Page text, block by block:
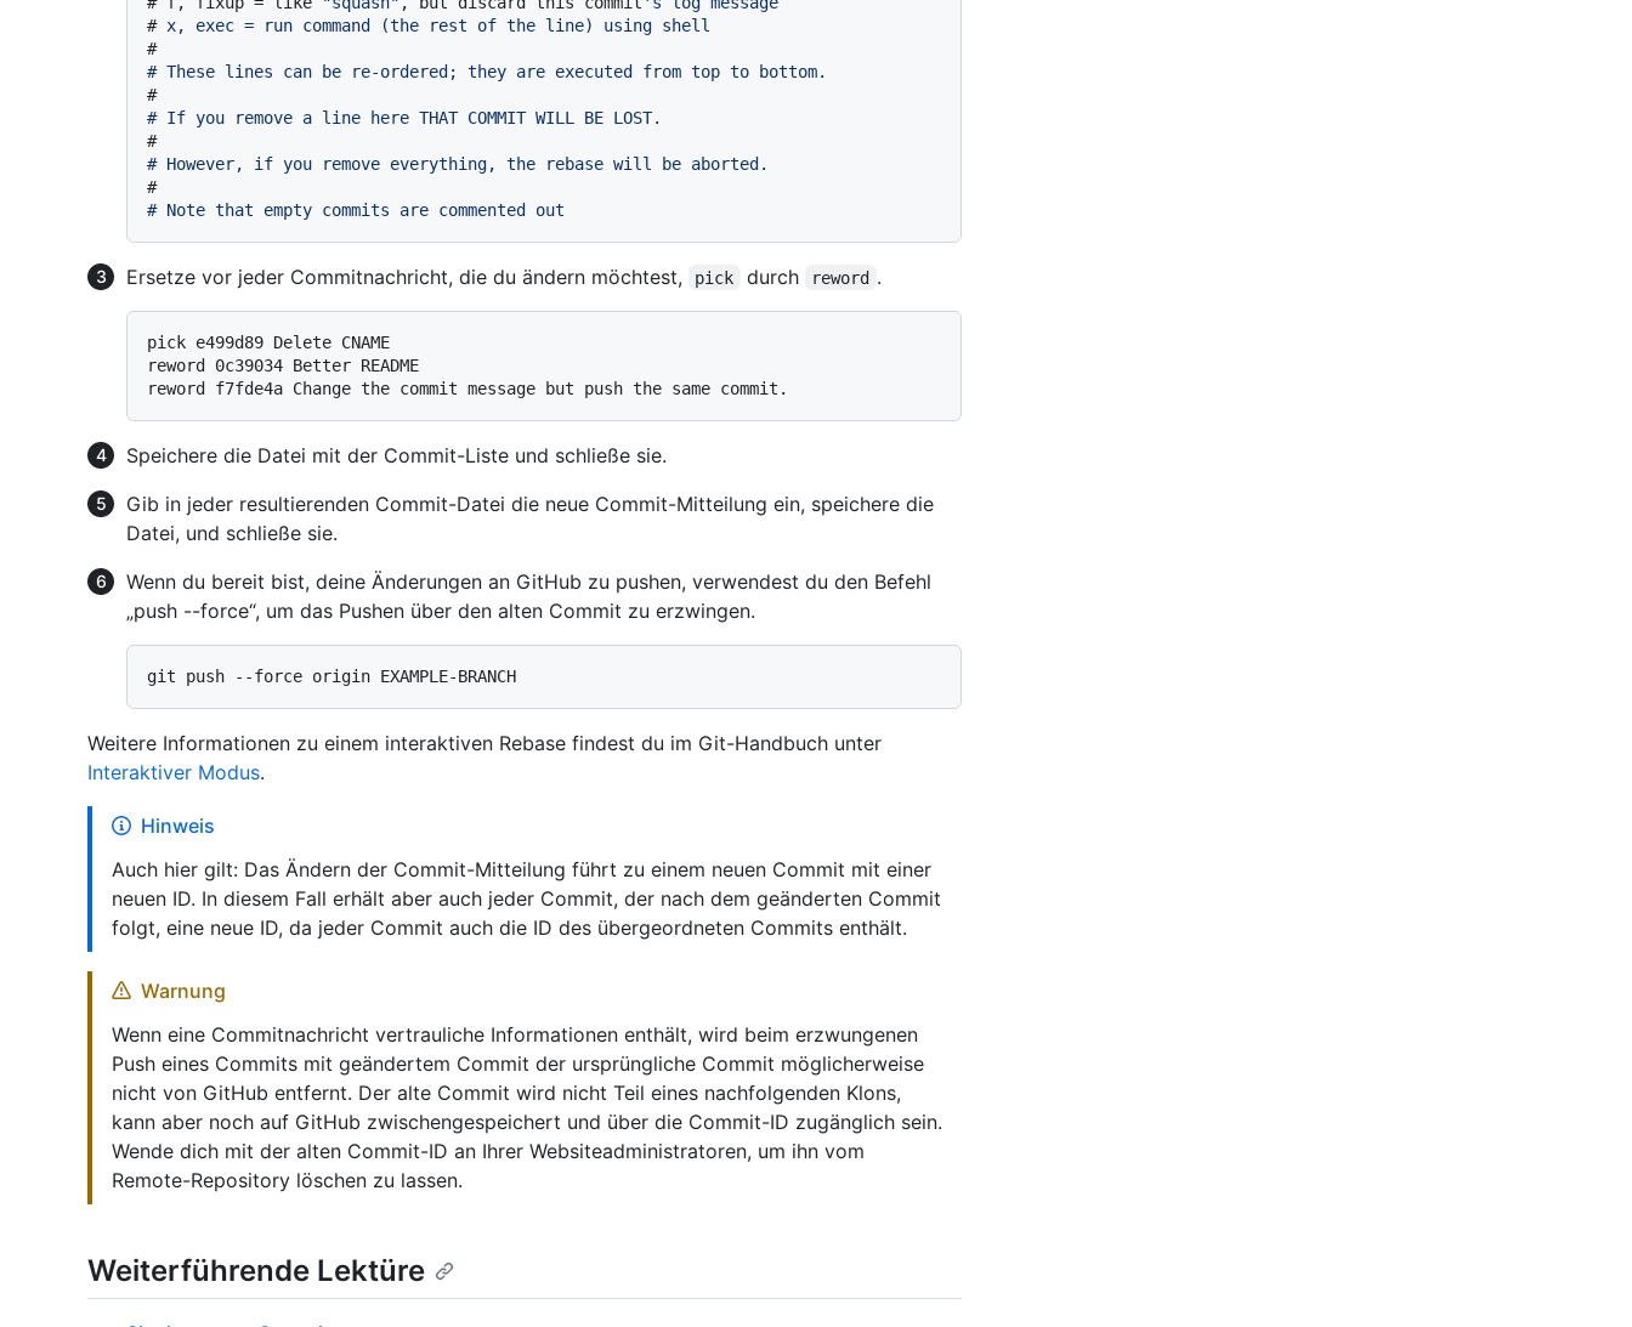
# x, exec = run command (the rest of the line) using shell
#
# These lines can be re-ordered; they are executed from top to bottom.
#
# If you remove a line here THAT COMMIT WILL BE LOST.
#
# However, if you remove everything, the rebase will be aborted.
#
# Note that empty commits are commented out
Ersetze vor jeder Commitnachricht, die du ändern möchtest, pick durch reword .
pick e499d89 Delete CNAME
reword 0c39034 Better README
Speichere die Datei mit der Commit-Liste und schließe sie.
Gib in jeder resultierenden Commit-Datei die neue Commit-Mitteilung ein, speichere die
Datei, und schließe sie.
Wenn du bereit bist, deine Änderungen an GitHub zu pushen, verwendest du den Befehl
„push --force“, um das Pushen über den alten Commit zu erzwingen.
Weitere Informationen zu einem interaktiven Rebase findest du im Git-Handbuch unter
Interaktiver Modus.
Hinweis
Auch hier gilt: Das Ändern der Commit-Mitteilung führt zu einem neuen Commit mit einer
neuen ID. In diesem Fall erhält aber auch jeder Commit, der nach dem geänderten Commit
folgt, eine neue ID, da jeder Commit auch die ID des übergeordneten Commits enthält.
Warnung
Wenn eine Commitnachricht vertrauliche Informationen enthält, wird beim erzwungenen
Push eines Commits mit geändertem Commit der ursprüngliche Commit möglicherweise
nicht von GitHub entfernt. Der alte Commit wird nicht Teil eines nachfolgenden Klons,
kann aber noch auf GitHub zwischengespeichert und über die Commit-ID zugänglich sein.
Wende dich mit der alten Commit-ID an Ihrer Websiteadministratoren, um ihn vom
Remote-Repository löschen zu lassen.
Weiterführende Lektüre